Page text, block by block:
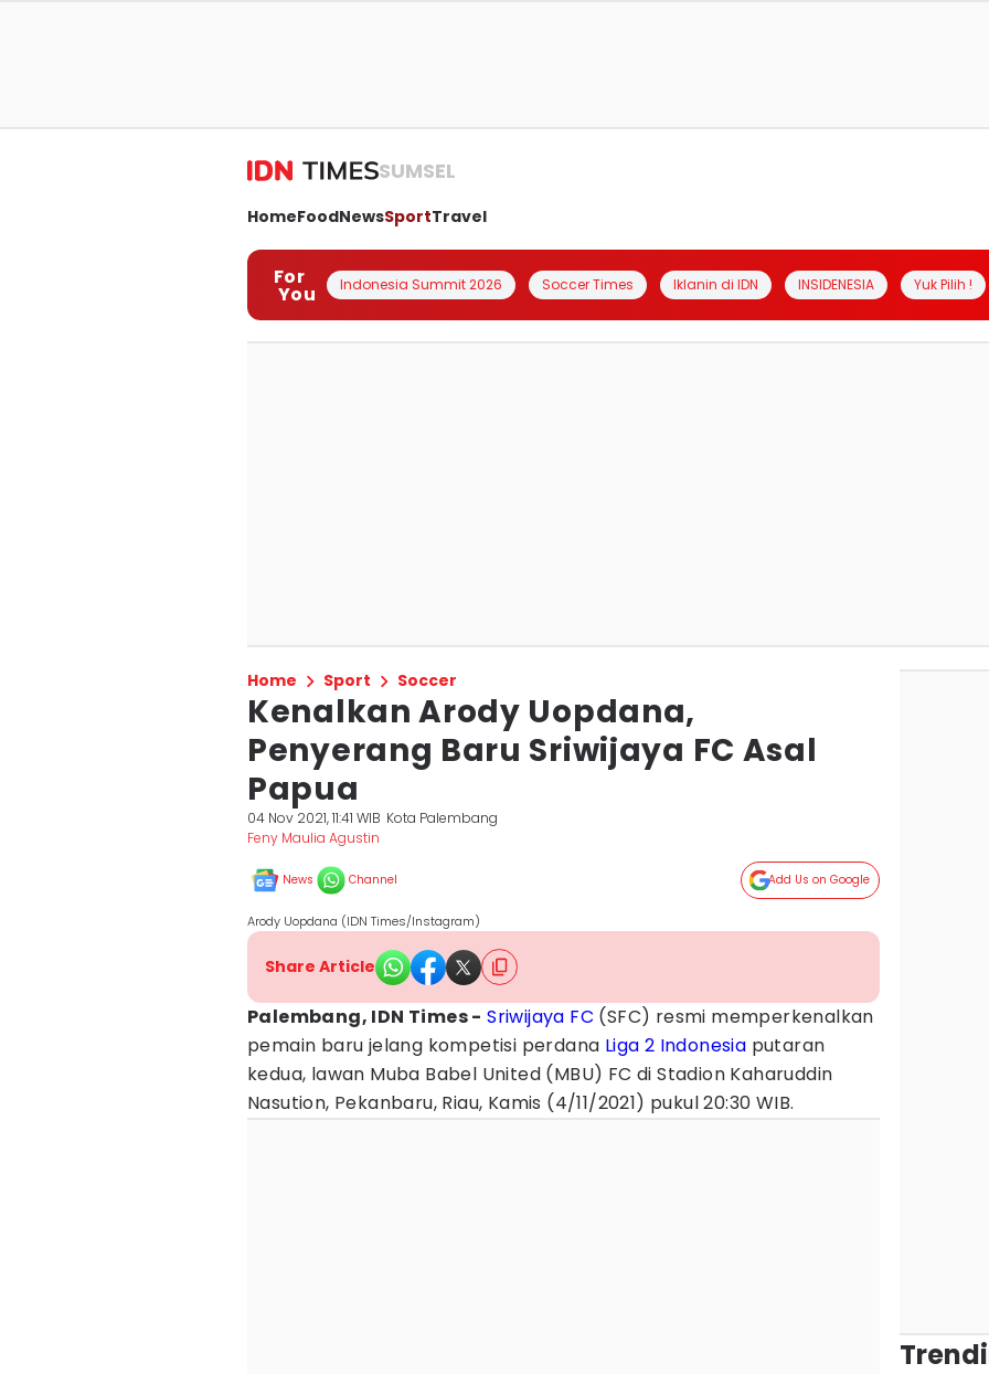
SUMSEL
HomeFoodNewsSportTravel
For
You Indonesia Summit 2026 Soccer Times Iklanin di IDN INSIDENESIA Yuk Pilih !
Home Sport Soccer
Kenalkan Arody Uopdana,
Penyerang Baru Sriwijaya FC Asal
Papua
04 Nov 2021, 11:41 WIB Kota Palembang
Feny Maulia Agustin
News Channel Add Us on Google
Arody Uopdana (IDN Times/Instagram)
Share Article
Palembang, IDN Times - Sriwijaya FC (SFC) resmi memperkenalkan
pemain baru jelang kompetisi perdana Liga 2 Indonesia putaran
kedua, lawan Muba Babel United (MBU) FC di Stadion Kaharuddin
Nasution, Pekanbaru, Riau, Kamis (4/11/2021) pukul 20:30 WIB.